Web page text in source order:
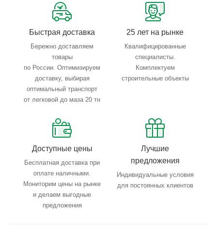
Быстрая доставка
Бережно доставляем
товары
по России. Оптимизируем
доставку, выбирая
оптимальный транспорт
от легковой до маза 20 тн
25 лет на рынке
Квалифицированные
специалисты.
Комплектуем
строительные объекты
Доступные цены
Бесплатная доставка при
оплате наличными.
Мониторим цены на рынке
и делаем выгодные
предложения
Лучшие
предложения
Индивидуальные условия
для постоянных клиентов